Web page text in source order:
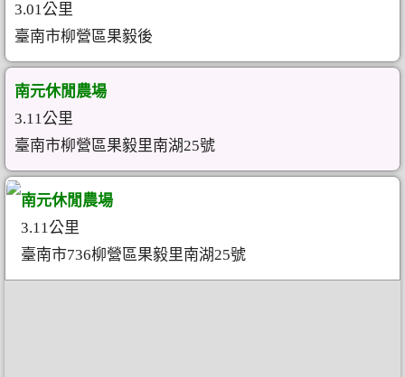
3.01公里
臺南市柳營區果毅後
南元休閒農場
3.11公里
臺南市柳營區果毅里南湖25號
南元休閒農場
3.11公里
臺南市736柳營區果毅里南湖25號